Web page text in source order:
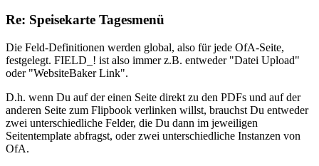
Re: Speisekarte Tagesmenü
Die Feld-Definitionen werden global, also für jede OfA-Seite,
festgelegt. FIELD_! ist also immer z.B. entweder "Datei Upload"
oder "WebsiteBaker Link".
D.h. wenn Du auf der einen Seite direkt zu den PDFs und auf der
anderen Seite zum Flipbook verlinken willst, brauchst Du entweder
zwei unterschiedliche Felder, die Du dann im jeweiligen
Seitentemplate abfragst, oder zwei unterschiedliche Instanzen von
OfA.